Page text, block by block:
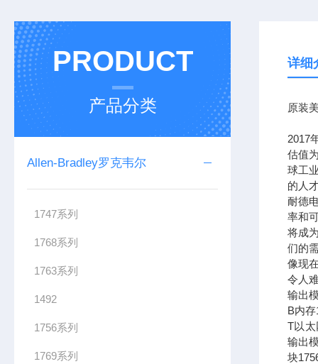
PRODUCT
产品分类
Allen-Bradley罗克韦尔
1747系列
1768系列
1763系列
1492
1756系列
1769系列
详细
原装
2017
估值
球工
的人
耐德
率和
将成
们的
像现
令人
输出
B内
T以太
输出
块